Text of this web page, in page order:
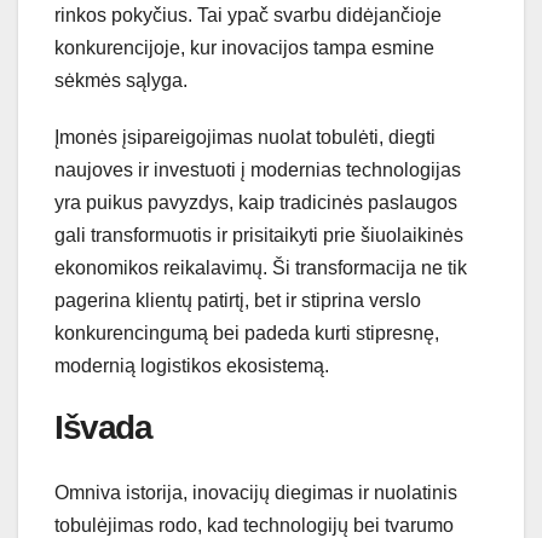
rinkos pokyčius. Tai ypač svarbu didėjančioje
konkurencijoje, kur inovacijos tampa esmine
sėkmės sąlyga.
Įmonės įsipareigojimas nuolat tobulėti, diegti
naujoves ir investuoti į modernias technologijas
yra puikus pavyzdys, kaip tradicinės paslaugos
gali transformuotis ir prisitaikyti prie šiuolaikinės
ekonomikos reikalavimų. Ši transformacija ne tik
pagerina klientų patirtį, bet ir stiprina verslo
konkurencingumą bei padeda kurti stipresnę,
modernią logistikos ekosistemą.
Išvada
Omniva istorija, inovacijų diegimas ir nuolatinis
tobulėjimas rodo, kad technologijų bei tvarumo